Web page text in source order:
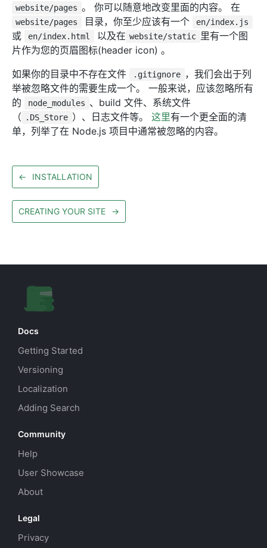
website/pages 。 你可以随意地改变里面的内容。 在
website/pages 目录，你至少应该有一个 en/index.js
或 en/index.html 以及在 website/static 里有一个图
片作为您的页眉图标(header icon) 。
如果你的目录中不存在文件
.gitignore ，我们会出于列
举被忽略文件的需要生成一个。 一般来说，应该忽略所有
的
node_modules 、build 文件、系统文件
（
.DS_Store ）、日志文件等。 这里有一个更全面的清
单，列举了在 Node.js 项目中通常被忽略的内容。
← INSTALLATION
CREATING YOUR SITE →
Docs
Getting Started
Versioning
Localization
Adding Search
Community
Help
User Showcase
About
Legal
Privacy